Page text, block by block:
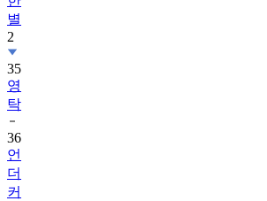
별
2
35
영
탁
36
언
더
커